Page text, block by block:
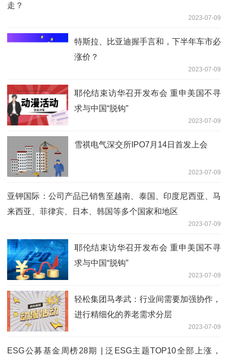
走？
2023-07-09
特斯拉、比亚迪握手言和，下半年车市必
涨价？
2023-07-09
耶伦结束访华召开发布会 重申美国不寻
求与中国“脱钩”
2023-07-09
雪祺电气深交所IPO7月14日首发上会
2023-07-09
亚钾国际：公司产品已销售至越南、泰国、印度尼西亚、马
来西亚、菲律宾、日本、韩国等多个国家和地区
2023-07-09
耶伦结束访华召开发布会 重申美国不寻
求与中国“脱钩”
2023-07-09
轻松集团马孝武：行业间需要加强协作，
进行精细化的养老需求分层
2023-07-09
ESG公募基金周榜28期 | 泛ESG主题TOP10全部上涨，